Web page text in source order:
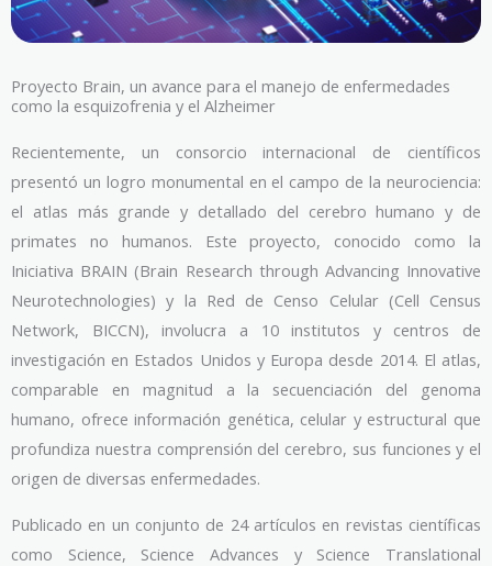
Proyecto Brain, un avance para el manejo de enfermedades
como la esquizofrenia y el Alzheimer
Recientemente, un consorcio internacional de científicos
presentó un logro monumental en el campo de la neurociencia:
el atlas más grande y detallado del cerebro humano y de
primates no humanos. Este proyecto, conocido como la
Iniciativa BRAIN (Brain Research through Advancing Innovative
Neurotechnologies) y la Red de Censo Celular (Cell Census
Network, BICCN), involucra a 10 institutos y centros de
investigación en Estados Unidos y Europa desde 2014. El atlas,
comparable en magnitud a la secuenciación del genoma
humano, ofrece información genética, celular y estructural que
profundiza nuestra comprensión del cerebro, sus funciones y el
origen de diversas enfermedades.
Publicado en un conjunto de 24 artículos en revistas científicas
como Science, Science Advances y Science Translational